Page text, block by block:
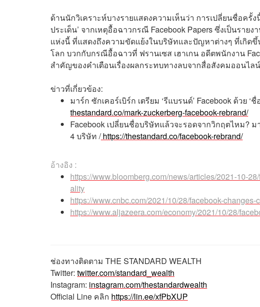
ด้านนักวิเคราะห์บางรายแสดงความเห็นว่า การเปลี่ยนชื่อครั้
ประเด็น’ จากเหตุอื้อฉาวกรณี Facebook Papers ซึ่งเป็นรา
แห่งนี้ ที่แสดงถึงความขัดแย้งในบริษัทและปัญหาต่างๆ ที่เกิด
โลก บวกกับกรณีอื้อฉาวที่ ฟรานเซส เฮาเกน อดีตพนักงาน
สำคัญของคำเตือนเรื่องผลกระทบทางลบจากสื่อสังคมออนไ
ข่าวที่เกี่ยวข้อง:
มาร์ก ซักเคอร์เบิร์ก เตรียม ‘รีแบรนด์’ Facebook ด้วย
thestandard.co/mark-zuckerberg-facebook-rebrand/
Facebook เปลี่ยนชื่อบริษัทแล้วจะรอดจากวิกฤตไหม?
4 บริษัท / https://thestandard.co/facebook-rebrand/
อ้างอิง :
https://www.bloomberg.com/news/articles/2021-10-
ality
https://www.cnbc.com/2021/10/28/facebook-
https://www.aljazeera.com/economy/2021/10/28/
ช่องทางติดตาม THE STANDARD WEALTH
Twitter: twitter.com/standard_wealth
Instagram: instagram.com/thestandardwealth
Official Line คลิก https://lin.ee/xfPbXUP